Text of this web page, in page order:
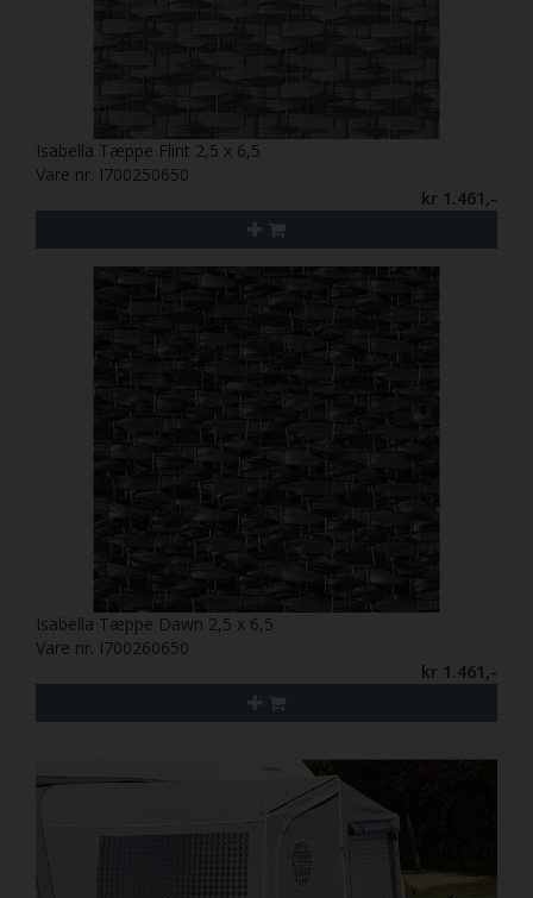
Isabella Tæppe Flint 2,5 x 6,5
Vare nr. I700250650
kr 1.461,-
Isabella Tæppe Dawn 2,5 x 6,5
Vare nr. I700260650
kr 1.461,-